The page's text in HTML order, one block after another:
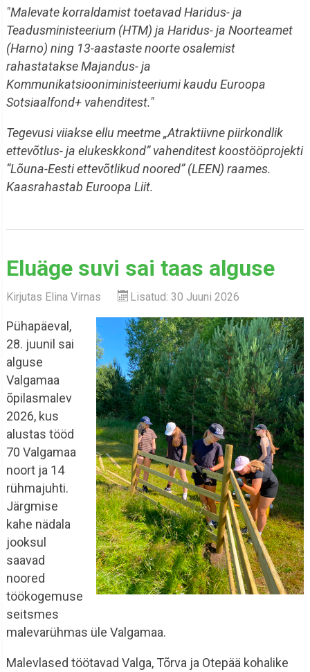
"Malevate korraldamist toetavad Haridus- ja
Teadusministeerium (HTM) ja Haridus- ja Noorteamet
(Harno) ning 13-aastaste noorte osalemist
rahastatakse Majandus- ja
Kommunikatsiooniministeeriumi kaudu Euroopa
Sotsiaalfond+ vahenditest."
Tegevusi viiakse ellu meetme „Atraktiivne piirkondlik
ettevõtlus- ja elukeskkond” vahenditest koostööprojekti
“Lõuna-Eesti ettevõtlikud noored” (LEEN) raames.
Kaasrahastab Euroopa Liit.
Eluäge suvi sai taas alguse
Kirjutas Elina Virnas Lisatud: 30 Juuni 2026
Pühapäeval,
28. juunil sai
alguse
Valgamaa
õpilasmalev
2026, kus
alustas tööd
70 Valgamaa
noort ja 14
rühmajuhti.
Järgmise
kahe nädala
jooksul
saavad
noored
töökogemuse
seitsmes
malevarühmas üle Valgamaa.
Malevlased töötavad Valga, Tõrva ja Otepää kohalike